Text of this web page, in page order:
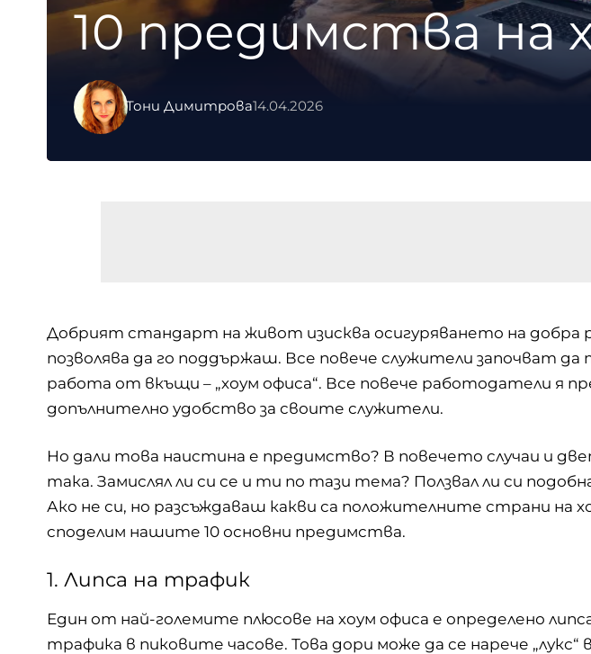
10 предимства на
Тони Димитрова14.04.2026
Добрият стандарт на живот изисква осигуряването на добра
позволява да го поддържаш. Все повече служители започват
работа от вкъщи – „хоум офиса“. Все повече работодатели я
допълнително удобство за своите служители.
Но дали това наистина е предимство? В повечето случаи и
така. Замислял ли си се и ти по тази тема? Ползвал ли си
Ако не си, но разсъждаваш какви са положителните страни на
споделим нашите 10 основни предимства.
1. Липса на трафик
Един от най-големите плюсове на хоум офиса е определено
трафика в пиковите часове. Това дори може да се нарече